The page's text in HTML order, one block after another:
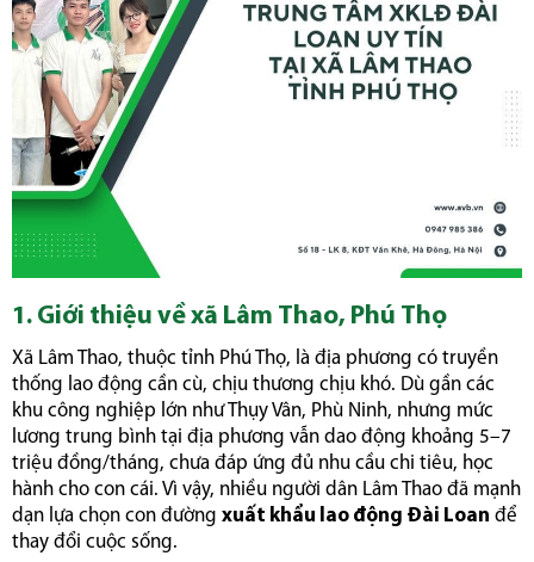
1. Giới thiệu về xã Lâm Thao, Phú Thọ
Xã Lâm Thao, thuộc tỉnh Phú Thọ, là địa phương có truyền
thống lao động cần cù, chịu thương chịu khó. Dù gần các
khu công nghiệp lớn như Thụy Vân, Phù Ninh, nhưng mức
lương trung bình tại địa phương vẫn dao động khoảng 5–7
triệu đồng/tháng, chưa đáp ứng đủ nhu cầu chi tiêu, học
hành cho con cái. Vì vậy, nhiều người dân Lâm Thao đã mạnh
dạn lựa chọn con đường xuất khẩu lao động Đài Loan để
thay đổi cuộc sống.